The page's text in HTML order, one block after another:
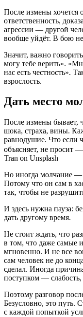
После измены хочется
ответственность,
агрессии — другой
вообще уйдёт. В бою
Значит, важно
могу тебе верить».
нас есть честность».
взрослость.
Дать место
После измены бывает,
шока, страха, вины.
равнодушие. Что если
объясняет, не просит
Tran on Unsplash
Но иногда молчание —
Потому что он сам в
так, чтобы не
И здесь нужна пауза:
дать другому время.
Не стоит ждать, что
в том, что даже самые
мгновенно. И не все
сам человек не до
сделал. Иногда
поступком — слабость,
Поэтому разговор
Безусловно, это путь.
с каждой попыткой